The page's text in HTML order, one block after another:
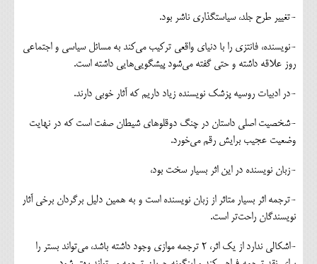
-تغییر طرح جلد، سیاستگذاری ناشر بود.
-نویسنده، فانتزی را با دنیای واقعی ترکیب می‌کند به مسائل سیاسی و اجتماعی
روز علاقه داشته و حتی گفته می‌شود پیشگویی‌هایی داشته است.
-در ادبیات روسیه پزشک نویسنده زیاد داریم که آثار خوبی دارند.
-شخصیت اصلی داستان در چنگ دوقلوهای شیطان صفت است که در نهایت
وضعیت عجیب برایش رقم می‌خورد.
-زبان نویسنده در این اثر بسیار سخت بود،
-ترجمه اثر بسیار متاثر از زبان نویسنده است و به همین دلیل برگردان برخی آثار
نویسندگان راحت‌تر است.
-اشکالی ندارد از یک اثر، ۲ ترجمه موازی وجود داشته باشد، می‌تواند بستر را